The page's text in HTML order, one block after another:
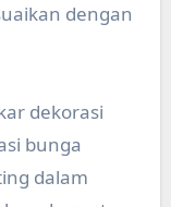
dengan
dekorasi
bunga
dalam